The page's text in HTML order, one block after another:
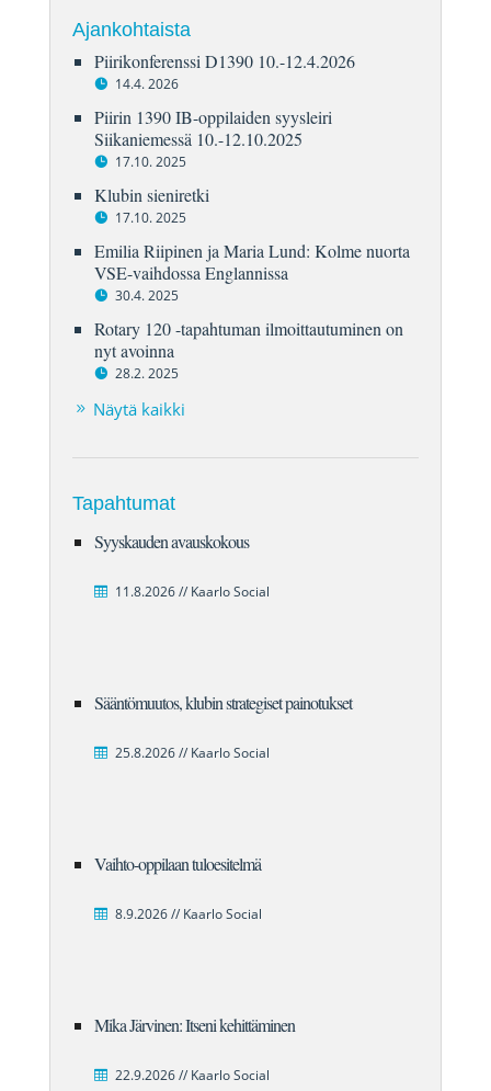
Ajankohtaista
Piirikonferenssi D1390 10.-12.4.2026
14.4. 2026
Piirin 1390 IB-oppilaiden syysleiri
Siikaniemessä 10.-12.10.2025
17.10. 2025
Klubin sieniretki
17.10. 2025
Emilia Riipinen ja Maria Lund: Kolme nuorta
VSE-vaihdossa Englannissa
30.4. 2025
Rotary 120 -tapahtuman ilmoittautuminen on
nyt avoinna
28.2. 2025
Näytä kaikki
Tapahtumat
Syyskauden avauskokous
11.8.2026 // Kaarlo Social
Sääntömuutos, klubin strategiset painotukset
25.8.2026 // Kaarlo Social
Vaihto-oppilaan tuloesitelmä
8.9.2026 // Kaarlo Social
Mika Järvinen: Itseni kehittäminen
22.9.2026 // Kaarlo Social